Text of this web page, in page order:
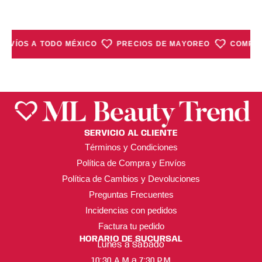
A TODO MÉXICO PRECIOS DE MAYOREO
SERVICIO AL CLIENTE
Términos y Condiciones
Política de Compra y Envíos
Política de Cambios y Devoluciones
Preguntas Frecuentes
Incidencias con pedidos
Factura tu pedido
HORARIO DE SUCURSAL
Lunes a Sábado